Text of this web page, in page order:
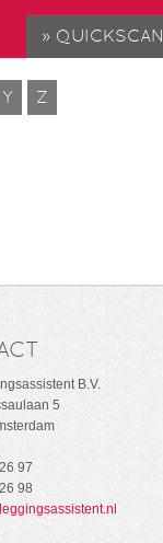
Y Z
B.V.
5
97
98